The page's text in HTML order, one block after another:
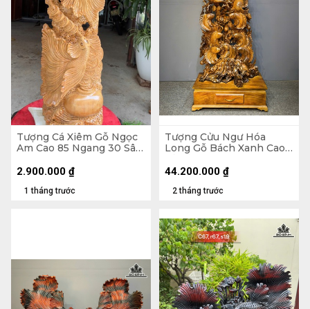
Tượng Cá Xiêm Gỗ Ngọc
Am Cao 85 Ngang 30 Sâu
1 tháng trước
2.900.000 ₫
Tượng Cửu Ngư Hóa
Long Gỗ Bách Xanh Cao
45 (cm) - Kỷ Cao 30
2 tháng trước
44.200.000 ₫